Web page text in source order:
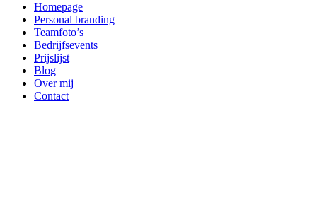
Homepage
Personal branding
Teamfoto’s
Bedrijfsevents
Prijslijst
Blog
Over mij
Contact